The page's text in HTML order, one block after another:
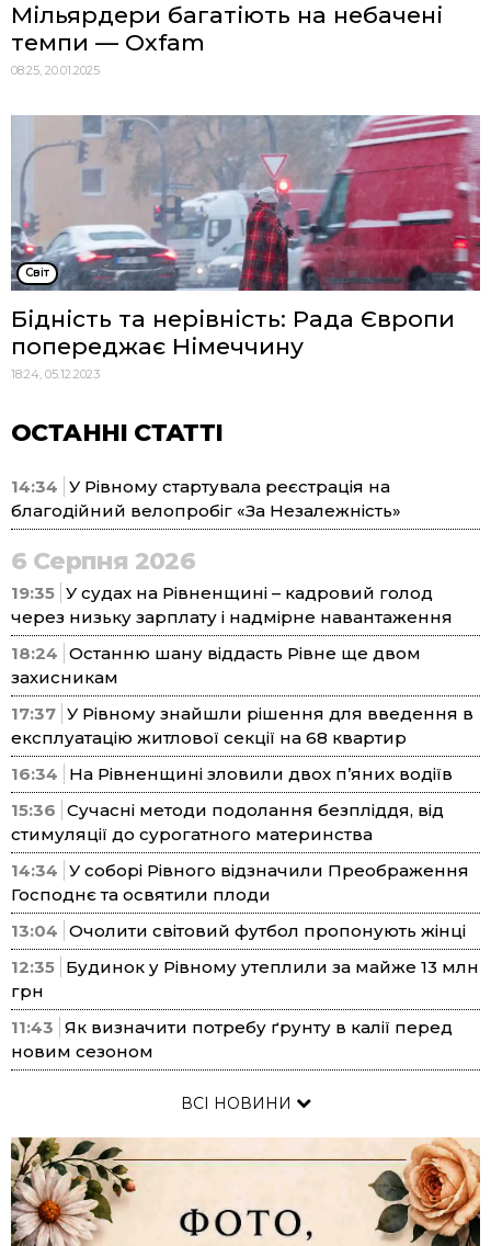
Мільярдери багатіють на небачені
темпи — Oxfam
08:25, 20.01.2025
Cвіт
Бідність та нерівність: Рада Європи
попереджає Німеччину
18:24, 05.12.2023
ОСТАННІ СТАТТІ
14:34 У Рівному стартувала реєстрація на
благодійний велопробіг «За Незалежність»
6 Серпня 2026
19:35 У судах на Рівненщині – кадровий голод
через низьку зарплату і надмірне навантаження
18:24 Останню шану віддасть Рівне ще двом
захисникам
17:37 У Рівному знайшли рішення для введення в
експлуатацію житлової секції на 68 квартир
16:34
На Рівненщині зловили двох п’яних водіїв
15:36 Сучасні методи подолання безпліддя, від
стимуляції до сурогатного материнства
14:34 У соборі Рівного відзначили Преображення
Господнє та освятили плоди
13:04 Очолити світовий футбол пропонують жінці
12:35 Будинок у Рівному утеплили за майже 13 млн
грн
11:43 Як визначити потребу ґрунту в калії перед
новим сезоном
ВСІ НОВИНИ